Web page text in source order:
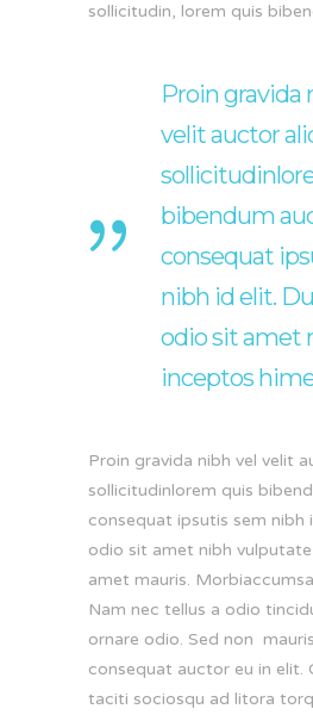
sollicitudin, lorem quis
Proin gravida
velit auctor
bibendum
consequat
nibh id elit.
odio sit amet
inceptos
Proin gravida nibh vel velit
sollicitudinlorem quis
consequat ipsutis sem nibh
odio sit amet nibh
amet mauris.
Nam nec tellus a odio
ornare odio. Sed non
consequat auctor eu in elit.
taciti sociosqu ad litora